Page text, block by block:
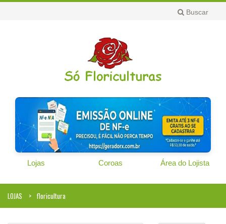
Buscar
Lojas Coroas Área do Lojista
LOJAS floricultura